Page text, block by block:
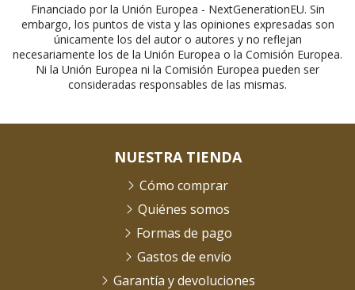
Financiado por la Unión Europea - NextGenerationEU. Sin
embargo, los puntos de vista y las opiniones expresadas son
únicamente los del autor o autores y no reflejan
necesariamente los de la Unión Europea o la Comisión Europea.
Ni la Unión Europea ni la Comisión Europea pueden ser
consideradas responsables de las mismas.
NUESTRA TIENDA
Cómo comprar
Quiénes somos
Formas de pago
Gastos de envío
Garantía y devoluciones